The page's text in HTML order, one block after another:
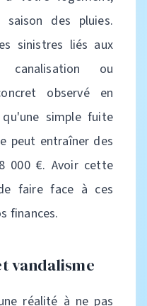
des pluies.
sinistres liés aux
ou
observé en
simple fuite
peut entraîner des
000 €. Avoir cette
faire face à ces
finances.
vandalisme
réalité à ne pas